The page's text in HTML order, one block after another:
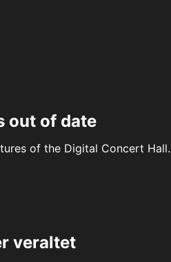
out of date
of the Digital Concert Hall.
veraltet